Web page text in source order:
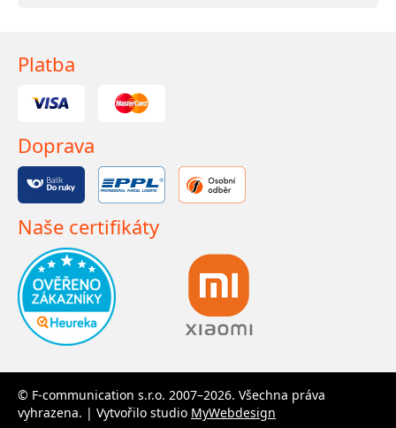
Platba
Doprava
Naše certifikáty
© F-communication s.r.o. 2007–2026. Všechna práva
vyhrazena. | Vytvořilo studio MyWebdesign